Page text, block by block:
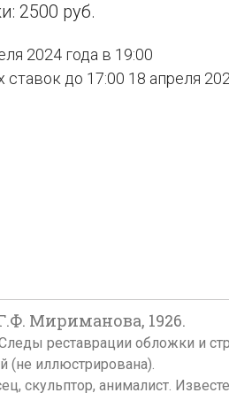
2500 руб.
2024 года в 19:00
до 17:00 18 апреля
Мириманова, 1926.
реставрации обложки и
(не иллюстрирована).
скульптор, анималист.